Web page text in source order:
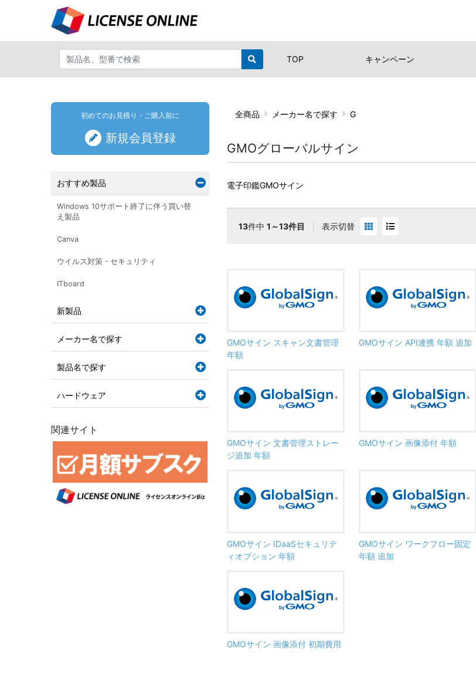
TOP キャンペーン
全商品 メーカー名で探す G
GMOグローバルサイン
電子印鑑GMOサイン
13件中 1～13件目 表示切替
GMOサイン スキャン文書管理
年額
GMOサイン API連携 年額 追加
GMOサイン 文書管理ストレー
ジ追加 年額
GMOサイン 画像添付 年額
GMOサイン IDaaSセキュリテ
ィオプション 年額
GMOサイン ワークフロー固定
年額 追加
GMOサイン 画像添付 初期費用
初めてのお見積り・ご購入前に
新規会員登録
おすすめ製品
Windows 10サポート終了に伴う買い替
え製品
Canva
ウイルス対策・セキュリティ
ITboard
新製品
メーカー名で探す
製品名で探す
ハードウェア
関連サイト